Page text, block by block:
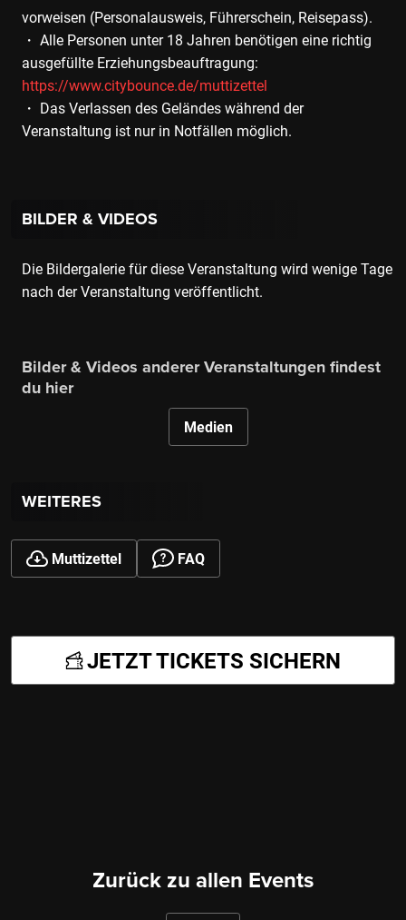
vorweisen (Personalausweis, Führerschein, Reisepass).
・ Alle Personen unter 18 Jahren benötigen eine richtig
ausgefüllte Erziehungsbeauftragung:
https://www.citybounce.de/muttizettel
・ Das Verlassen des Geländes während der
Veranstaltung ist nur in Notfällen möglich.
BILDER & VIDEOS
Die Bildergalerie für diese Veranstaltung wird wenige Tage
nach der Veranstaltung veröffentlicht.
Bilder & Videos anderer Veranstaltungen findest
du hier
Medien
WEITERES
Muttizettel FAQ
JETZT TICKETS SICHERN
Zurück zu allen Events